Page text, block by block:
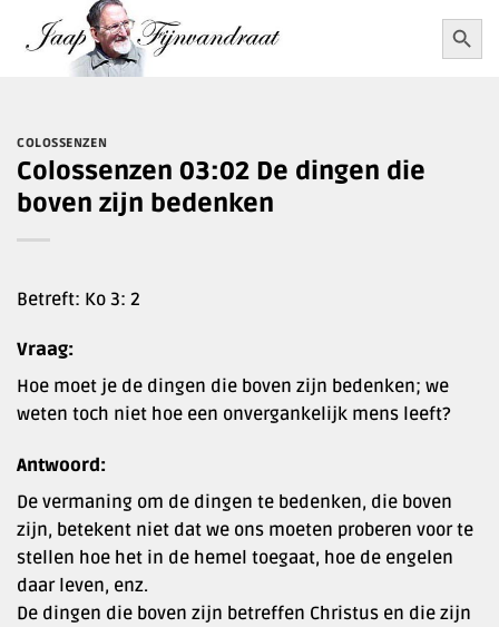
naar
Zoek
naar:
COLOSSENZEN
Colossenzen 03:02 De dingen die
boven zijn bedenken
Betreft: Ko 3: 2
Vraag:
Hoe moet je de dingen die boven zijn bedenken; we
weten toch niet hoe een onvergankelijk mens leeft?
Antwoord:
De vermaning om de dingen te bedenken, die boven
zijn, betekent niet dat we ons moeten proberen voor te
stellen hoe het in de hemel toegaat, hoe de engelen
daar leven, enz.
De dingen die boven zijn betreffen Christus en die zijn